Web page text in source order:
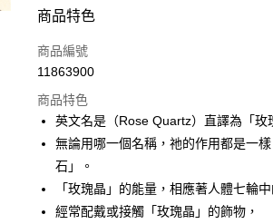
付款方式
信用卡一次付款
LINE Pay
Apple Pay
街口支付
悠遊付
商品特色
商品編號
11863900
商品特色
英文名是（Rose Quartz）直譯為「玫
無論用哪一個名稱，祂的作用都是一
石」。
「玫瑰晶」的能量，相應著人體七輪
經常配戴或接觸「玫瑰晶」的飾物，